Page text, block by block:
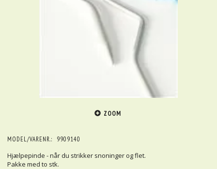
ZOOM
MODEL/VARENR.: 9909140
Hjælpepinde - når du strikker snoninger og flet.
Pakke med to stk.